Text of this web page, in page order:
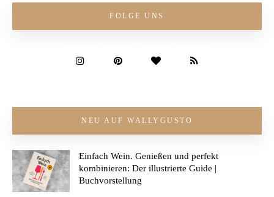
FOLGE UNS
NEU AUF WALLYGUSTO
Einfach Wein. Genießen und perfekt
kombinieren: Der illustrierte Guide |
Buchvorstellung